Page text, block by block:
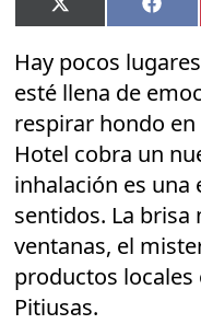
Compartir
en
X
(Twitter) en
Hay pocos
esté llena de
respirar hondo
Hotel cobra un
inhalación es una
sentidos. La
ventanas, el
productos locales
Pitiusas.